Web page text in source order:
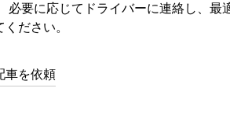
必要に応じてドライバーに連絡し、最
ださい。
車を依頼